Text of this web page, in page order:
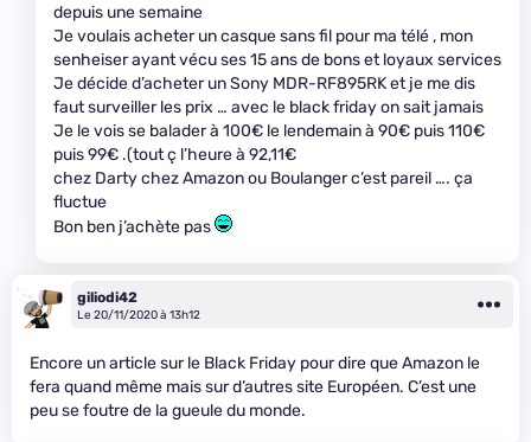
depuis une semaine
Je voulais acheter un casque sans fil pour ma télé , mon
senheiser ayant vécu ses 15 ans de bons et loyaux services
Je décide d’acheter un Sony MDR-RF895RK et je me dis
faut surveiller les prix … avec le black friday on sait jamais
Je le vois se balader à 100€ le lendemain à 90€ puis 110€
puis 99€ .(tout ç l’heure à 92,11€
chez Darty chez Amazon ou Boulanger c’est pareil …. ça
fluctue
Bon ben j’achète pas
giliodi42
Le 20/11/2020 à 13h12
Encore un article sur le Black Friday pour dire que Amazon le
fera quand même mais sur d’autres site Européen. C’est une
peu se foutre de la gueule du monde.